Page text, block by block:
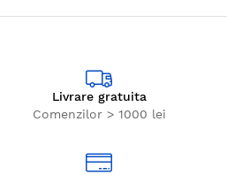
Livrare gratuita
Comenzilor > 1000 lei